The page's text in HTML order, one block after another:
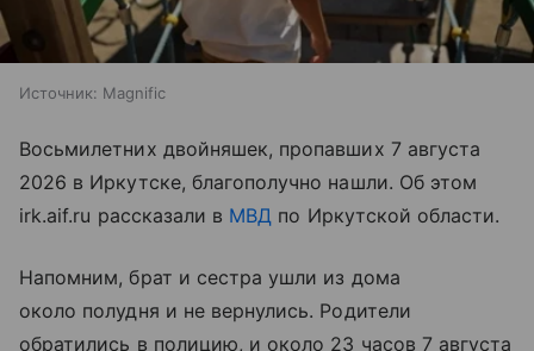
Источник: Magnific
Восьмилетних двойняшек, пропавших 7 августа
2026 в Иркутске, благополучно нашли. Об этом
irk.aif.ru рассказали в МВД по Иркутской области.
Напомним, брат и сестра ушли из дома
около полудня и не вернулись. Родители
обратились в полицию, и около 23 часов 7 августа